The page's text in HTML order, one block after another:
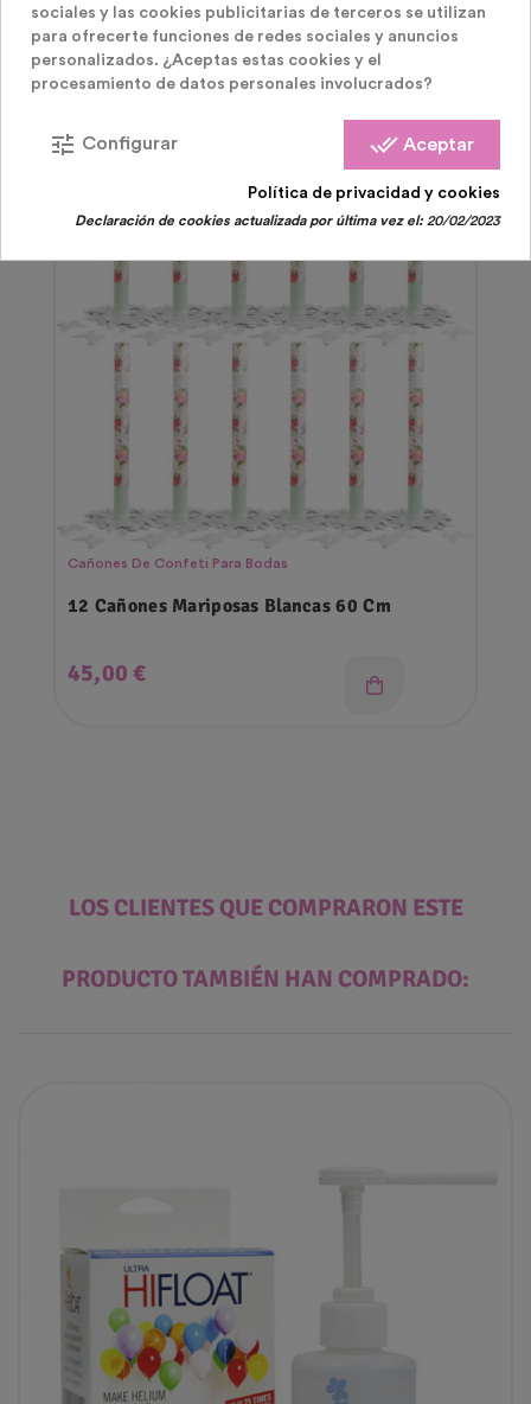
Cañones De Confeti Para Bodas
12 Cañones Mariposas Blancas 60 Cm
Precio
45,00 €
LOS CLIENTES QUE COMPRARON ESTE
PRODUCTO TAMBIÉN HAN COMPRADO:
sociales y las cookies publicitarias de terceros se utilizan
para ofrecerte funciones de redes sociales y anuncios
personalizados. ¿Aceptas estas cookies y el
procesamiento de datos personales involucrados?
done_all Aceptar
tune Configurar
Política de privacidad y cookies
Declaración de cookies actualizada por última vez el:20/02/2023